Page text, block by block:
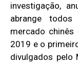
investigação,
abrange
mercado
2019 e o
divulgados pelo